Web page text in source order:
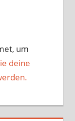
um
deine